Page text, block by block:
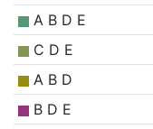
A B D E
C D E
A B D
B D E